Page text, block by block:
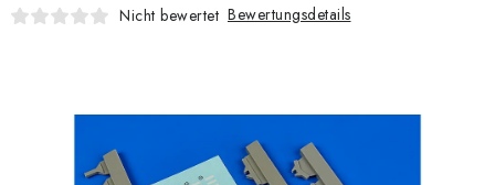
PLASTIKMODELLE
Nicht bewertet Bewertungsdetails